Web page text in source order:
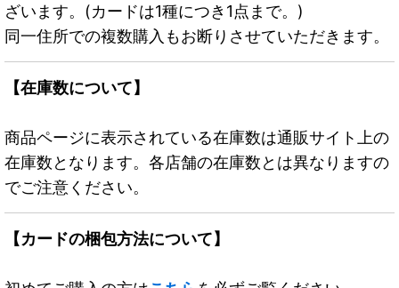
ざいます。(カードは1種につき1点まで。)
同一住所での複数購入もお断りさせていただきます。
【在庫数について】
商品ページに表示されている在庫数は通販サイト上の
在庫数となります。各店舗の在庫数とは異なりますの
でご注意ください。
【カードの梱包方法について】